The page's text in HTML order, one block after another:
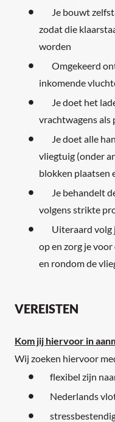
Je bouwt
zodat die
worden
Omgekeerd
inkomende
Je doet het
vrachtwagens als
Je doet alle
vliegtuig (onder
blokken plaatsen
Je behandelt
volgens strikte
Uiteraard volg
op en zorg je
en rondom de
VEREISTEN
Kom jij hiervoor in
Wij zoeken hiervoor
flexibel zijn
Nederlands